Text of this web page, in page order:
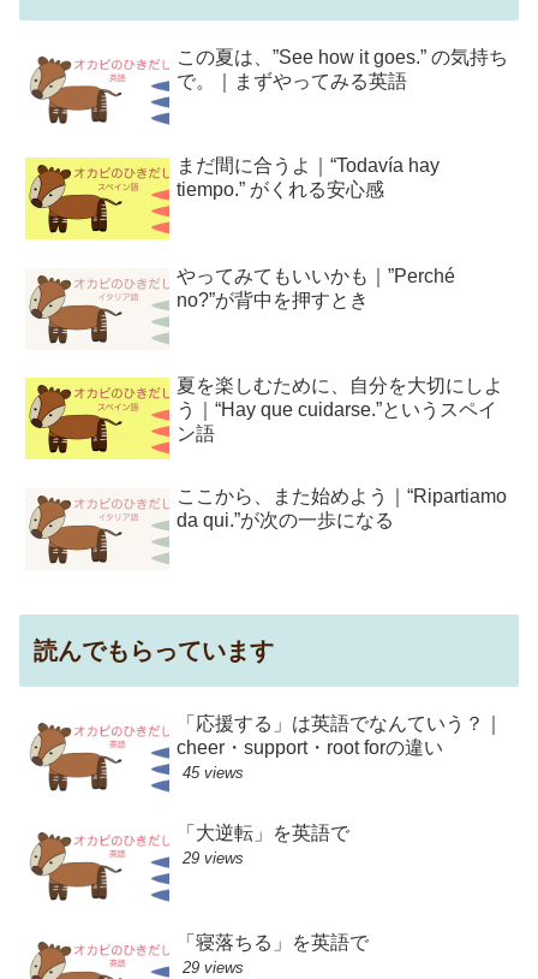
この夏は、”See how it goes.” の気持ち
で。｜まずやってみる英語
まだ間に合うよ｜“Todavía hay
tiempo.” がくれる安心感
やってみてもいいかも｜”Perché
no?”が背中を押すとき
夏を楽しむために、自分を大切にしよ
う｜“Hay que cuidarse.”というスペイ
ン語
ここから、また始めよう｜“Ripartiamo
da qui.”が次の一歩になる
読んでもらっています
「応援する」は英語でなんていう？｜
cheer・support・root forの違い
45 views
「大逆転」を英語で
29 views
「寝落ちる」を英語で
29 views